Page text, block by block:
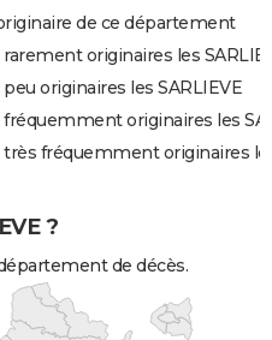
de ce département
originaires les
originaires les SARLIEVE
originaires les
fréquemment originaires
?
de décès.